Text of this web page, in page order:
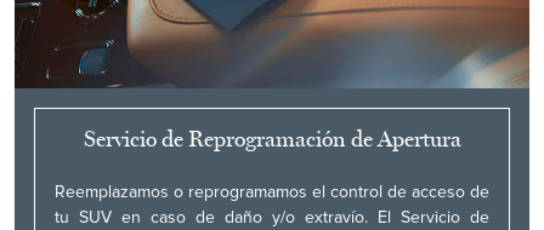
Servicio de Reprogramación de Apertura
Reemplazamos o reprogramamos el control de acceso de
tu SUV en caso de daño y/o extravío. El Servicio de